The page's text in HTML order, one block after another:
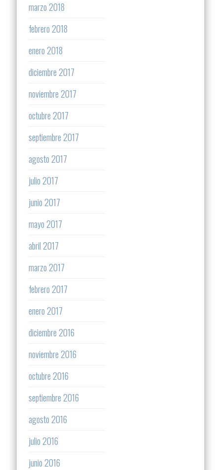
marzo 2018
febrero 2018
enero 2018
diciembre 2017
noviembre 2017
octubre 2017
septiembre 2017
agosto 2017
julio 2017
junio 2017
mayo 2017
abril 2017
marzo 2017
febrero 2017
enero 2017
diciembre 2016
noviembre 2016
octubre 2016
septiembre 2016
agosto 2016
julio 2016
junio 2016